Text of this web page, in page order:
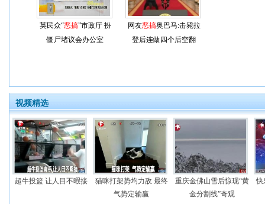
英民众“恶搞”市政厅 扮
僵尸堵议会办公室
网友恶搞奥巴马:击毙拉
登后连做四个后空翻
视频精选
超牛投篮 让人目不暇接
猫咪打架势均力敌 最终
气势定输赢
重庆金佛山雪后惊现“黄
金分割线”奇观
快